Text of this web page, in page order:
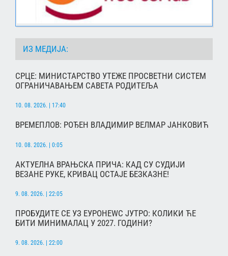
ИЗ МЕДИЈА:
СРЦЕ: МИНИСТАРСТВО УТЕЖЕ ПРОСВЕТНИ СИСТЕМ
ОГРАНИЧАВАЊЕМ САВЕТА РОДИТЕЉА
10. 08. 2026. | 17:40
ВРЕМЕПЛОВ: РОЂЕН ВЛАДИМИР ВЕЛМАР ЈАНКОВИЋ
10. 08. 2026. | 0:05
АКТУЕЛНА ВРАЊСКА ПРИЧА: КАД СУ СУДИЈИ
ВЕЗАНЕ РУКЕ, КРИВАЦ ОСТАЈЕ БЕЗКАЗНЕ!
9. 08. 2026. | 22:05
ПРОБУДИТЕ СЕ УЗ ЕУРОНЕWС ЈУТРО: КОЛИКИ ЋЕ
БИТИ МИНИМАЛАЦ У 2027. ГОДИНИ?
9. 08. 2026. | 22:00